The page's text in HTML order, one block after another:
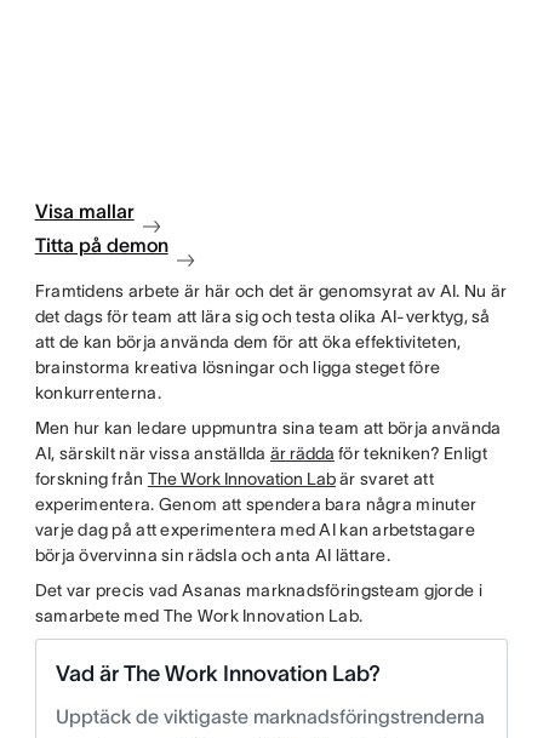
Visa mallar
Titta på demon
Framtidens arbete är här och det är genomsyrat av AI. Nu är
det dags för team att lära sig och testa olika AI-verktyg, så
att de kan börja använda dem för att öka effektiviteten,
brainstorma kreativa lösningar och ligga steget före
konkurrenterna.
Men hur kan ledare uppmuntra sina team att börja använda
AI, särskilt när vissa anställda är rädda för tekniken? Enligt
forskning från The Work Innovation Labär svaret att
experimentera. Genom att spendera bara några minuter
varje dag på att experimentera med AI kan arbetstagare
börja övervinna sin rädsla och anta AI lättare.
Det var precis vad Asanas marknadsföringsteam gjorde i
samarbete med The Work Innovation Lab.
Vad är The Work Innovation Lab?
Upptäck de viktigaste marknadsföringstrenderna